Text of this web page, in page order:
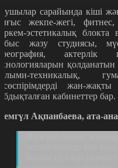
сарайында кіші
жекпе-жегі,
эстетикалық блокта
жазу студиясы,
техникалық,
жан-
кабинеттер бар.
Ақпанбаева, ата-